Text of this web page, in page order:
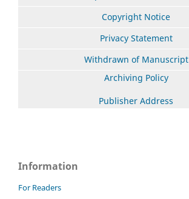
Copyright Notice
Privacy Statement
Withdrawn of Manuscript
Archiving Policy
Publisher Address
Information
For Readers